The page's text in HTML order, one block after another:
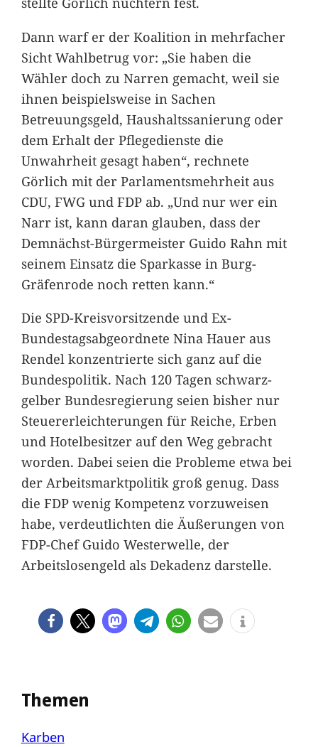
Dann warf er der Koalition in mehrfacher
Sicht Wahlbetrug vor: „Sie haben die
Wähler doch zu Narren gemacht, weil sie
ihnen beispielsweise in Sachen
Betreuungsgeld, Haushaltssanierung oder
dem Erhalt der Pflegedienste die
Unwahrheit gesagt haben“, rechnete
Görlich mit der Parlamentsmehrheit aus
CDU, FWG und FDP ab. „Und nur wer ein
Narr ist, kann daran glauben, dass der
Demnächst-Bürgermeister Guido Rahn mit
seinem Einsatz die Sparkasse in Burg-
Gräfenrode noch retten kann.“
Die SPD-Kreisvorsitzende und Ex-
Bundestagsabgeordnete Nina Hauer aus
Rendel konzentrierte sich ganz auf die
Bundespolitik. Nach 120 Tagen schwarz-
gelber Bundesregierung seien bisher nur
Steuererleichterungen für Reiche, Erben
und Hotelbesitzer auf den Weg gebracht
worden. Dabei seien die Probleme etwa bei
der Arbeitsmarktpolitik groß genug. Dass
die FDP wenig Kompetenz vorzuweisen
habe, verdeutlichten die Äußerungen von
FDP-Chef Guido Westerwelle, der
Arbeitslosengeld als Dekadenz darstelle.
Themen
Karben